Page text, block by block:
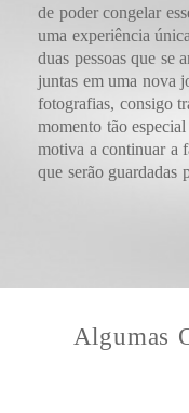
de poder congelar
uma experiência
duas pessoas que se
juntas em uma nova
fotografias, consigo
momento tão
motiva a continuar a
que serão guardadas
Algumas